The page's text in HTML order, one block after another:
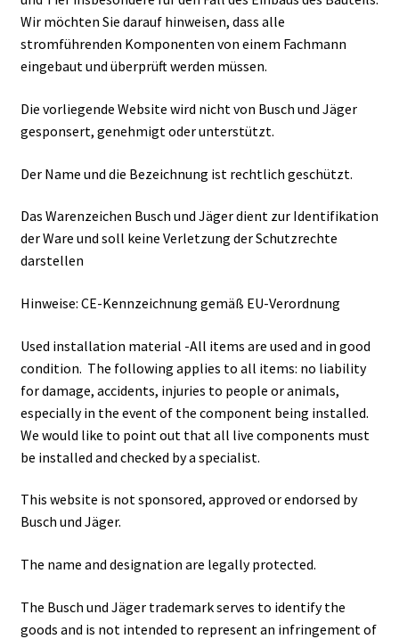
Wir möchten Sie darauf hinweisen, dass alle
stromführenden Komponenten von einem Fachmann
eingebaut und überprüft werden müssen.
Die vorliegende Website wird nicht von Busch und Jäger
gesponsert, genehmigt oder unterstützt.
Der Name und die Bezeichnung ist rechtlich geschützt.
Das Warenzeichen Busch und Jäger dient zur Identifikation
der Ware und soll keine Verletzung der Schutzrechte
darstellen
Hinweise: CE-Kennzeichnung gemäß EU-Verordnung
Used installation material -All items are used and in good
condition. The following applies to all items: no liability
for damage, accidents, injuries to people or animals,
especially in the event of the component being installed.
We would like to point out that all live components must
be installed and checked by a specialist.
This website is not sponsored, approved or endorsed by
Busch und Jäger.
The name and designation are legally protected.
The Busch und Jäger trademark serves to identify the
goods and is not intended to represent an infringement of